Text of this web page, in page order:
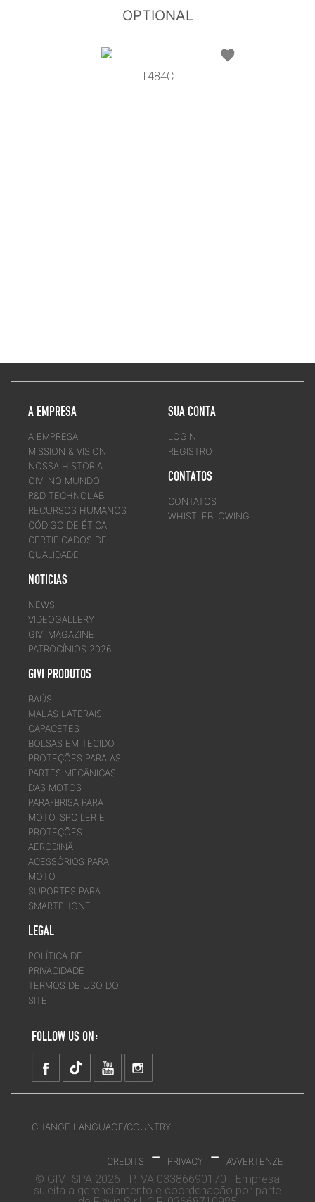
OPTIONAL
T484C
A EMPRESA
A EMPRESA
MISSION & VISION
NOSSA HISTÓRIA
GIVI NO MUNDO
R&D TECHNOLAB
RECURSOS HUMANOS
CÓDIGO DE ÉTICA
CERTIFICADOS DE
QUALIDADE
NOTICIAS
NEWS
VIDEOGALLERY
GIVI MAGAZINE
PATROCÍNIOS 2026
GIVI PRODUTOS
BAÚS
MALAS LATERAIS
CAPACETES
BOLSAS EM TECIDO
PROTEÇÕES PARA AS
PARTES MECÂNICAS
DAS MOTOS
PARA-BRISA PARA
MOTO, SPOILER E
PROTEÇÕES
AERODINÂ
ACESSÓRIOS PARA
MOTO
SUPORTES PARA
SMARTPHONE
LEGAL
POLÍTICA DE
PRIVACIDADE
TERMOS DE USO DO
SITE
SUA CONTA
LOGIN
REGISTRO
CONTATOS
CONTATOS
WHISTLEBLOWING
FOLLOW US ON:
CHANGE LANGUAGE/COUNTRY
CREDITS - PRIVACY - AVVERTENZE
© GIVI SPA 2026 - P.IVA 03386690170 - Empresa
sujeita a gerenciamento e coordenação por parte